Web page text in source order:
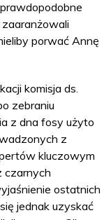
porwać Annę
komisja ds.
zebraniu
z dna fosy użyto
z
kluczowym
czarnych
ostatnich
jednak uzyskać